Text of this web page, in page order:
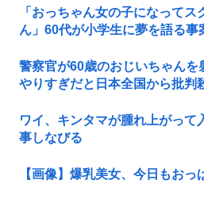
「おっちゃん女の子になって
ん」60代が小学生に夢を語る事
警察官が60歳のおじいちゃん
やりすぎだと日本全国から批判
ワイ、キンタマが腫れ上がって
事しなびる
【画像】爆乳美女、今日もおっ